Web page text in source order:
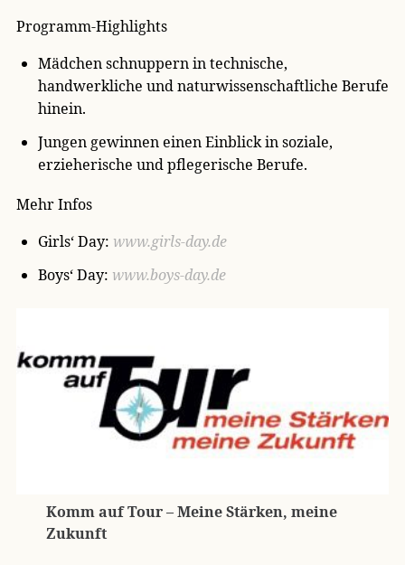
Programm-Highlights
Mädchen schnuppern in technische,
handwerkliche und naturwissenschaftliche Berufe
hinein.
Jungen gewinnen einen Einblick in soziale,
erzieherische und pflegerische Berufe.
Mehr Infos
Girls‘ Day: www.girls-day.de
Boys‘ Day: www.boys-day.de
Komm auf Tour – Meine Stärken, meine
Zukunft